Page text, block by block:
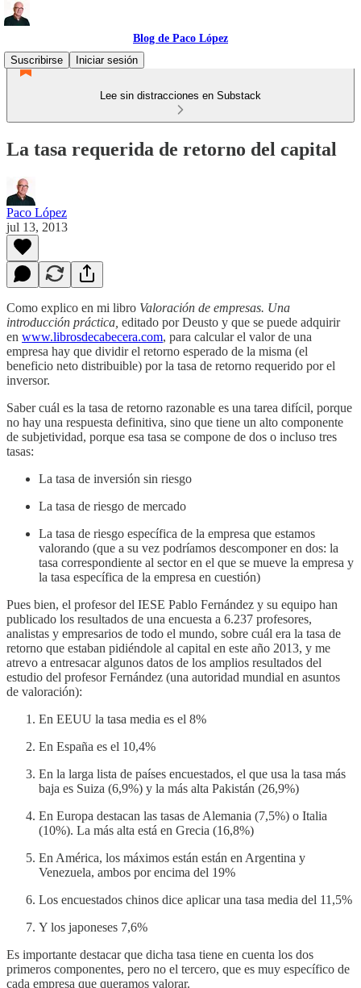
Blog de Paco López
Suscribirse
Iniciar sesión
Lee sin distracciones en Substack
La tasa requerida de retorno del capital
Paco López
jul 13, 2013
Como explico en mi libro Valoración de empresas. Una
introducción práctica, editado por Deusto y que se puede adquirir
en www.librosdecabecera.com, para calcular el valor de una
empresa hay que dividir el retorno esperado de la misma (el
beneficio neto distribuible) por la tasa de retorno requerido por el
inversor.
Saber cuál es la tasa de retorno razonable es una tarea difícil, porque
no hay una respuesta definitiva, sino que tiene un alto componente
de subjetividad, porque esa tasa se compone de dos o incluso tres
tasas:
La tasa de inversión sin riesgo
La tasa de riesgo de mercado
La tasa de riesgo específica de la empresa que estamos
valorando (que a su vez podríamos descomponer en dos: la
tasa correspondiente al sector en el que se mueve la empresa y
la tasa específica de la empresa en cuestión)
Pues bien, el profesor del IESE Pablo Fernández y su equipo han
publicado los resultados de una encuesta a 6.237 profesores,
analistas y empresarios de todo el mundo, sobre cuál era la tasa de
retorno que estaban pidiéndole al capital en este año 2013, y me
atrevo a entresacar algunos datos de los amplios resultados del
estudio del profesor Fernández (una autoridad mundial en asuntos
de valoración):
En EEUU la tasa media es el 8%
En España es el 10,4%
En la larga lista de países encuestados, el que usa la tasa más
baja es Suiza (6,9%) y la más alta Pakistán (26,9%)
En Europa destacan las tasas de Alemania (7,5%) o Italia
(10%). La más alta está en Grecia (16,8%)
En América, los máximos están están en Argentina y
Venezuela, ambos por encima del 19%
Los encuestados chinos dice aplicar una tasa media del 11,5%
Y los japoneses 7,6%
Es importante destacar que dicha tasa tiene en cuenta los dos
primeros componentes, pero no el tercero, que es muy específico de
cada empresa que queramos valorar.